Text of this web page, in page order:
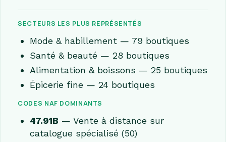
SECTEURS LES PLUS REPRÉSENTÉS
Mode & habillement — 79 boutiques
Santé & beauté — 28 boutiques
Alimentation & boissons — 25 boutiques
Épicerie fine — 24 boutiques
CODES NAF DOMINANTS
47.91B — Vente à distance sur
catalogue spécialisé (50)